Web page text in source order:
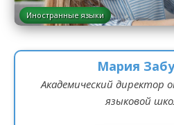
Иностранные языки
Мария
Академический директор
языковой